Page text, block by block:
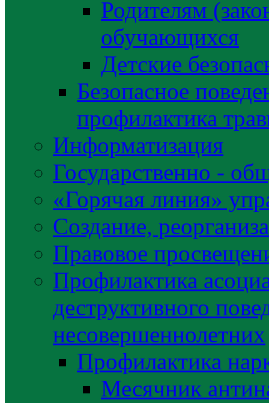
Родителям
обучающихся
Детские
Безопасное
профилактика
Информатизация
Государственно -
«Горячая линия»
Создание,
Правовое
Профилактика
деструктивного
несовершеннолетних
Профилактика
Месячник